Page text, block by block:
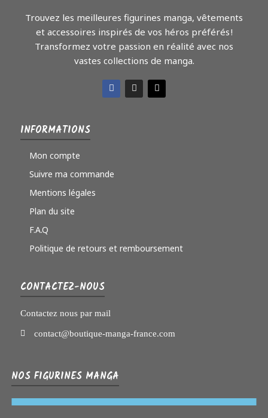
Trouvez les meilleures figurines manga, vêtements
et accessoires inspirés de vos héros préférés !
Transformez votre passion en réalité avec nos
vastes collections de manga.
INFORMATIONS
Mon compte
Suivre ma commande
Mentions légales
Plan du site
F.A.Q
Politique de retours et remboursement
CONTACTEZ-NOUS
Contactez nous par mail
contact@boutique-manga-france.com
NOS FIGURINES MANGA